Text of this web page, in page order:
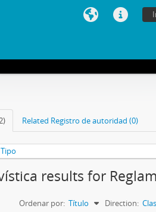
Related Registro de autoridad (0)
Tipo
results for
Ordenar por: Título Direction: